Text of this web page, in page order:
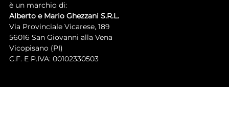
è un marchio di:
Alberto e Mario Ghezzani S.R.L.
Via Provinciale Vicarese, 189
56016 San Giovanni alla Vena
Vicopisano (PI)
C.F. E P.IVA: 00102330503